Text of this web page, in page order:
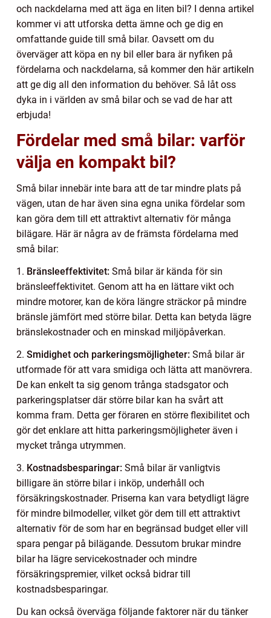
och nackdelarna med att äga en liten bil? I denna artikel
kommer vi att utforska detta ämne och ge dig en
omfattande guide till små bilar. Oavsett om du
överväger att köpa en ny bil eller bara är nyfiken på
fördelarna och nackdelarna, så kommer den här artikeln
att ge dig all den information du behöver. Så låt oss
dyka in i världen av små bilar och se vad de har att
erbjuda!
Fördelar med små bilar: varför
välja en kompakt bil?
Små bilar innebär inte bara att de tar mindre plats på
vägen, utan de har även sina egna unika fördelar som
kan göra dem till ett attraktivt alternativ för många
bilägare. Här är några av de främsta fördelarna med
små bilar:
1. Bränsleeffektivitet: Små bilar är kända för sin
bränsleeffektivitet. Genom att ha en lättare vikt och
mindre motorer, kan de köra längre sträckor på mindre
bränsle jämfört med större bilar. Detta kan betyda lägre
bränslekostnader och en minskad miljöpåverkan.
2. Smidighet och parkeringsmöjligheter: Små bilar är
utformade för att vara smidiga och lätta att manövrera.
De kan enkelt ta sig genom trånga stadsgator och
parkeringsplatser där större bilar kan ha svårt att
komma fram. Detta ger föraren en större flexibilitet och
gör det enklare att hitta parkeringsmöjligheter även i
mycket trånga utrymmen.
3. Kostnadsbesparingar: Små bilar är vanligtvis
billigare än större bilar i inköp, underhåll och
försäkringskostnader. Priserna kan vara betydligt lägre
för mindre bilmodeller, vilket gör dem till ett attraktivt
alternativ för de som har en begränsad budget eller vill
spara pengar på bilägande. Dessutom brukar mindre
bilar ha lägre servicekostnader och mindre
försäkringspremier, vilket också bidrar till
kostnadsbesparingar.
Du kan också överväga följande faktorer när du tänker